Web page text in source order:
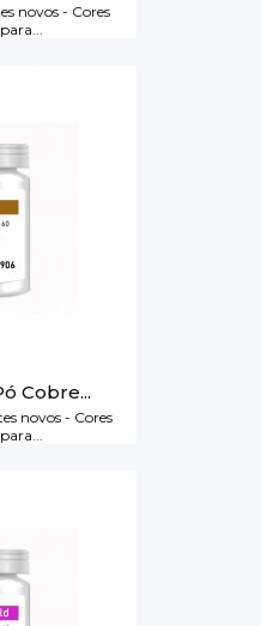
novos - Cores
Cobre...
novos - Cores